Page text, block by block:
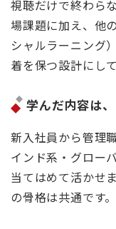
視聴だけで終わら
場課題に加え、他
シャルラーニング
着を保つ設計にし
学んだ内容は
新入社員から管理
インド系・グロー
当てはめて活かせ
の骨格は共通です。